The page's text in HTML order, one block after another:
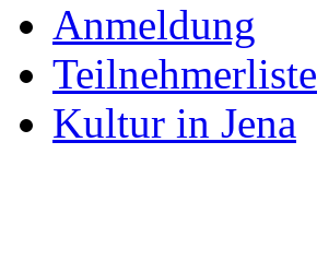
Anmeldung
Teilnehmerliste
Kultur in Jena